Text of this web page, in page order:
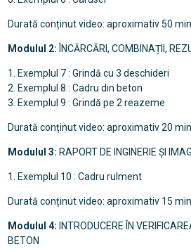
Durată conținut video: aproximativ 50
Modulul 2: ÎNCĂRCĂRI, COMBINAȚII,
1. Exemplul 7 : Grindă cu 3 deschideri
2. Exemplul 8 : Cadru din beton
3. Exemplul 9 : Grindă pe 2 reazeme
Durată conținut video: aproximativ 20
Modulul 3: RAPORT DE INGINERIE ȘI
1. Exemplul 10 : Cadru rulment
Durată conținut video: aproximativ 15
Modulul 4: INTRODUCERE ÎN
BETON